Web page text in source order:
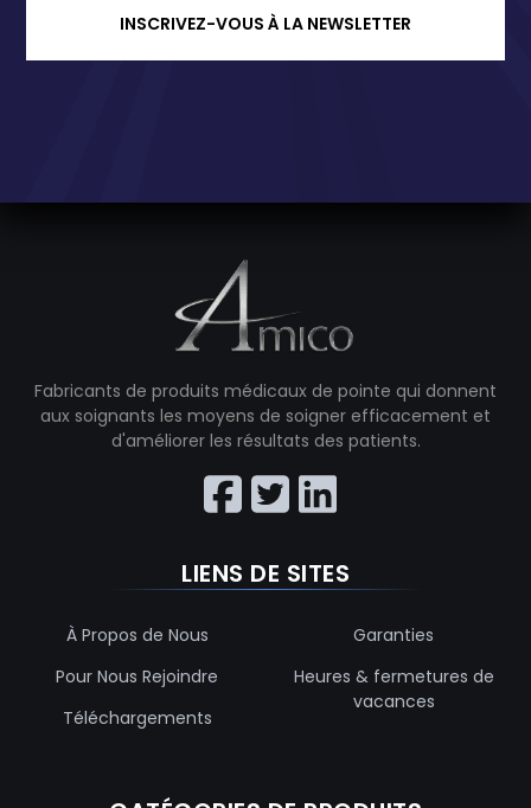
INSCRIVEZ-VOUS À LA NEWSLETTER
Fabricants de produits médicaux de pointe qui donnent
aux soignants les moyens de soigner efficacement et
d'améliorer les résultats des patients.
LIENS DE SITES
À Propos de Nous
Pour Nous Rejoindre
Téléchargements
Garanties
Heures & fermetures de
vacances